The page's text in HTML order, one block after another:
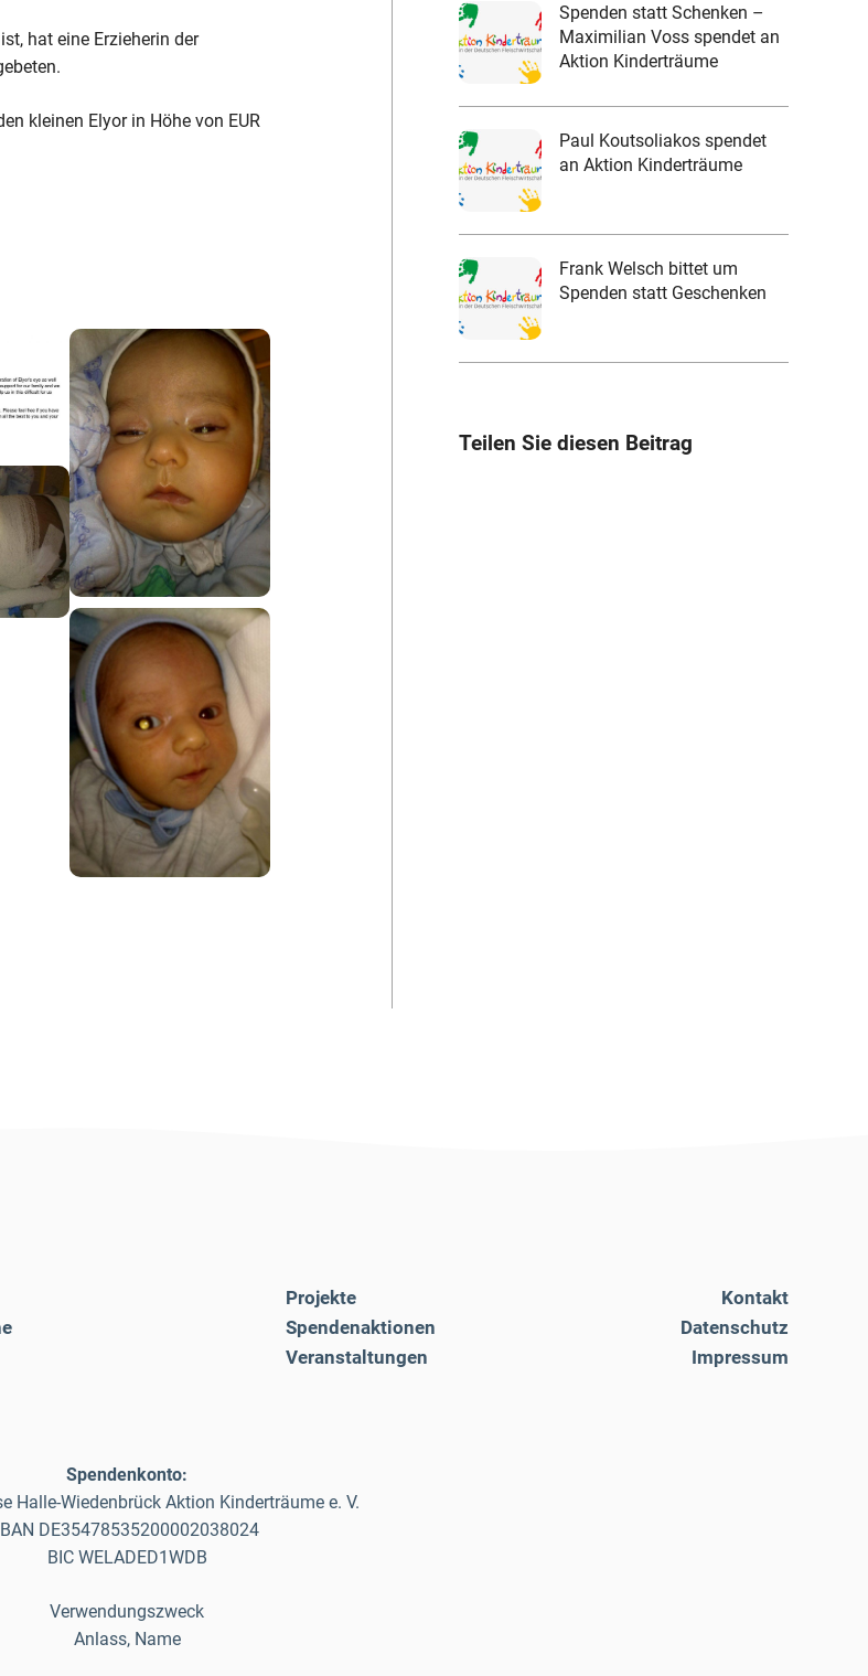
hat eine Erzieherin der
kleinen Elyor in Höhe von EUR
Spenden statt Schenken –
Maximilian Voss spendet an
Aktion Kinderträume
Paul Koutsoliakos spendet
an Aktion Kinderträume
Frank Welsch bittet um
Spenden statt Geschenken
Teilen Sie diesen Beitrag
Projekte
Spendenaktionen
Veranstaltungen
Kontakt
Datenschutz
Impressum
Spendenkonto:
Halle-Wiedenbrück Aktion Kinderträume e. V.
DE35478535200002038024
BIC WELADED1WDB
Verwendungszweck
Anlass, Name